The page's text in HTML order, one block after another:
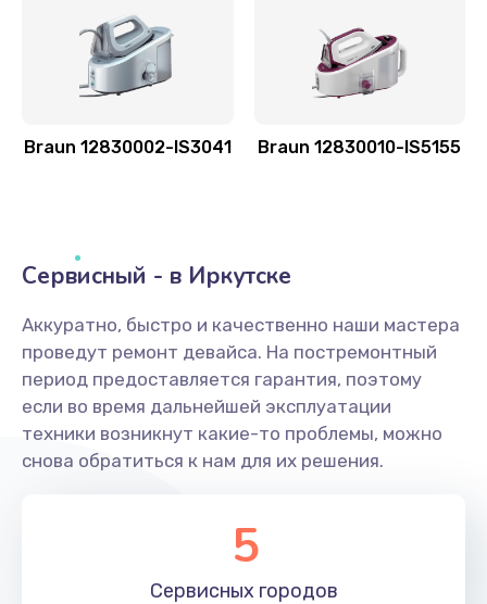
Braun 12830002-IS3041 Braun 12830010-IS5155
Сервисный - в Иркутске
Аккуратно, быстро и качественно наши мастера
проведут ремонт девайса. На постремонтный
период предоставляется гарантия, поэтому
если во время дальнейшей эксплуатации
техники возникнут какие-то проблемы, можно
снова обратиться к нам для их решения.
5
Сервисных городов